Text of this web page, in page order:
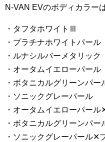
N-VAN EVのボディカラー
・タフタホワイトⅢ
・プラチナホワイトパール
・ルナシルバーメタリック
・オータムイエローパール
・ボタニカルグリーンパー
・ソニックグレーパール
・オータムイエローパール
・ボタニカルグリーンパ
・ソニックグレーパール✕